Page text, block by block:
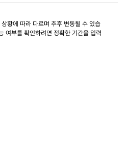
황에 따라 다르며 추후 변동될 수 있습
여부를 확인하려면 정확한 기간을 입력